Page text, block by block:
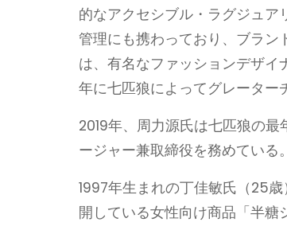
的なアクセシブル・ラグジュ
管理にも携わっており、ブラン
は、有名なファッションデザイ
年に七匹狼によってグレーター
2019年、周力源氏は七匹狼の
ージャー兼取締役を務めている。
1997年生まれの丁佳敏氏（25
開している女性向け商品「半